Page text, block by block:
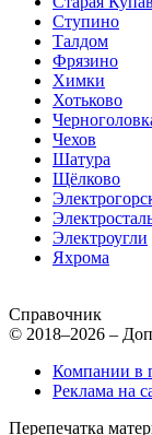
Ступино
Талдом
Фрязино
Химки
Хотьково
Чехов
Шатура
Щёлково
Электроугли
Яхрома
Справочник
© 2018–2026 –
Компании в
Реклама на
Перепечатка